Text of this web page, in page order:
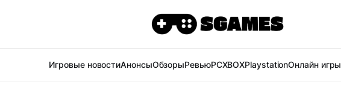
Игровые новостиАнонсыОбзорыРевьюPCXBOXPlaystationОнлайн игры